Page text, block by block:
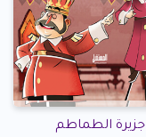
جزيرة الطماطم